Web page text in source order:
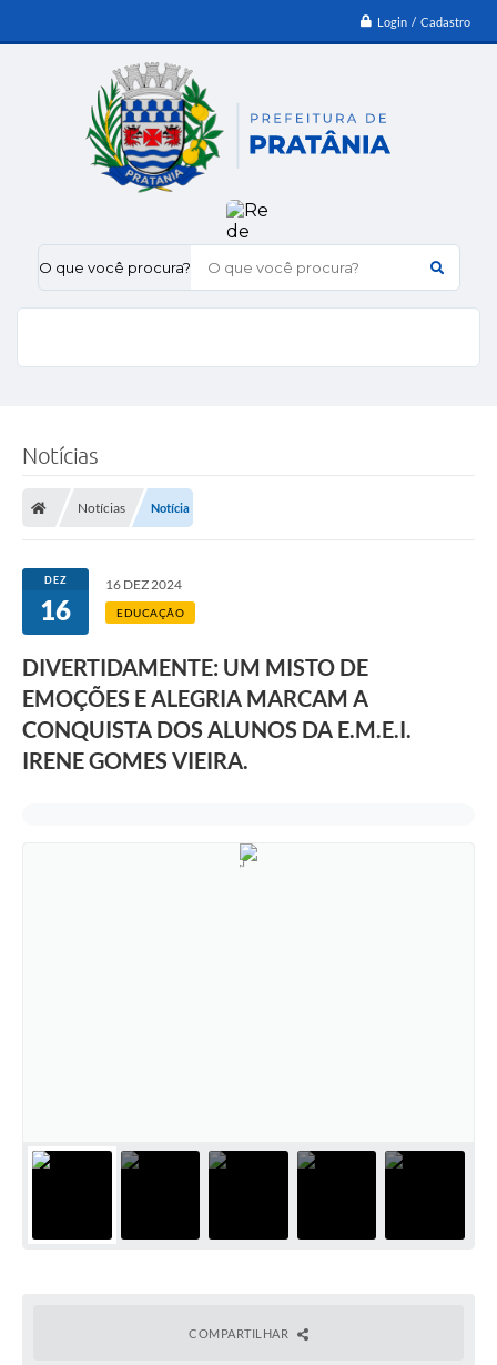
Login / Cadastro
O que você procura?
Notícias
Notícias Notícia
DEZ
16
16 DEZ 2024
EDUCAÇÃO
DIVERTIDAMENTE: UM MISTO DE
EMOÇÕES E ALEGRIA MARCAM A
CONQUISTA DOS ALUNOS DA E.M.E.I.
IRENE GOMES VIEIRA.
COMPARTILHAR